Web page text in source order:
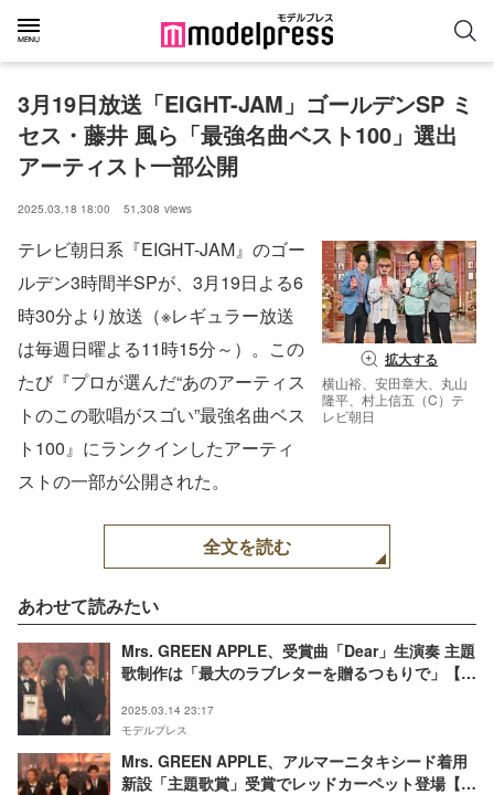
3月19日放送「EIGHT-JAM」ゴールデンSP ミ
セス・藤井 風ら「最強名曲ベスト100」選出
アーティスト一部公開
2025.03.18 18:00 51,308 views
拡大する
横山裕、安田章大、丸山
隆平、村上信五（C）テ
レビ朝日
テレビ朝日系『EIGHT-JAM』のゴー
ルデン3時間半SPが、3月19日よる6
時30分より放送（※レギュラー放送
は毎週日曜よる11時15分～）。この
たび『プロが選んだ“あのアーティス
トのこの歌唱がスゴい”最強名曲ベス
ト100』にランクインしたアーティ
ストの一部が公開された。
全文を読む
あわせて読みたい
Mrs. GREEN APPLE、受賞曲「Dear」生演奏 主題
歌制作は「最大のラブレターを贈るつもりで」【第
2025.03.14 23:17
モデルプレス
Mrs. GREEN APPLE、アルマーニタキシード着用
新設「主題歌賞」受賞でレッドカーペット登場【第